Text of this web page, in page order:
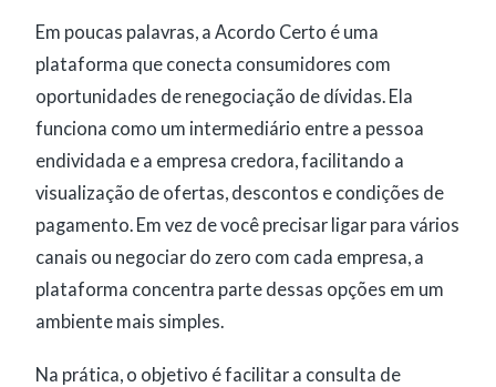
Em poucas palavras, a Acordo Certo é uma
plataforma que conecta consumidores com
oportunidades de renegociação de dívidas. Ela
funciona como um intermediário entre a pessoa
endividada e a empresa credora, facilitando a
visualização de ofertas, descontos e condições de
pagamento. Em vez de você precisar ligar para vários
canais ou negociar do zero com cada empresa, a
plataforma concentra parte dessas opções em um
ambiente mais simples.
Na prática, o objetivo é facilitar a consulta de